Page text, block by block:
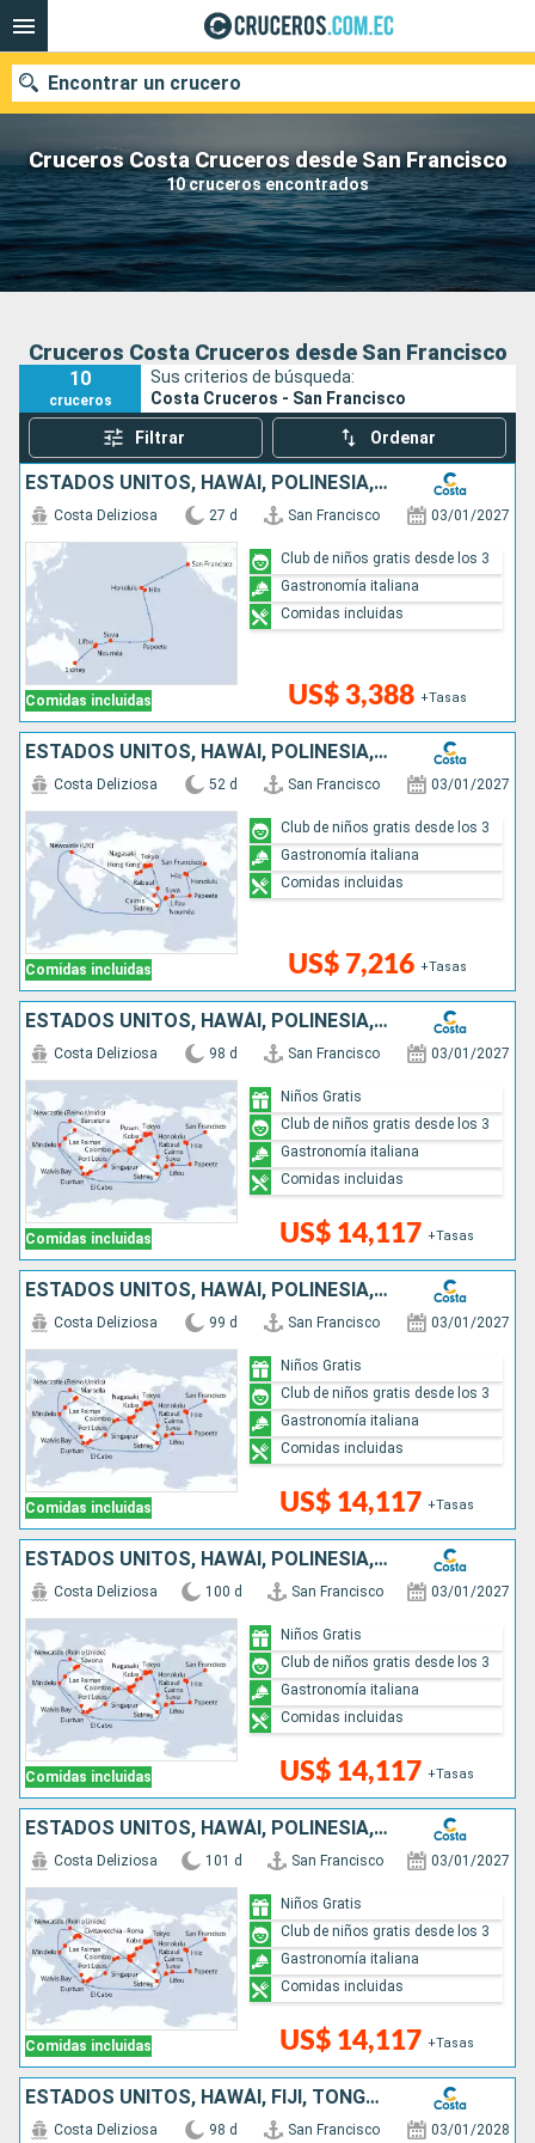
Cruceros Costa Cruceros desde San Francisco
10 cruceros encontrados
Encontrar un crucero
Nuestros destinos
Fecha de salida
Buscar
Cruceros Costa Cruceros desde San Francisco
10
cruceros
Sus criterios de búsqueda:
Costa Cruceros - San Francisco
Filtrar Ordenar
ESTADOS UNITOS, HAWÁI, POLINESIA, FIJI, AUSTRALIA
Comidas incluidas
Costa Deliziosa 27 d San Francisco 03/01/2027
US$ 3,388 +Tasas
Club de niños gratis desde los 3
Gastronomía italiana
Comidas incluidas
ESTADOS UNITOS, HAWÁI, POLINESIA, FIJI, AUSTRALIA, JAPÓN, COREA DEL SUR, TAIWÁN, CHINA
Comidas incluidas
Costa Deliziosa 52 d San Francisco 03/01/2027
US$ 7,216 +Tasas
Club de niños gratis desde los 3
Gastronomía italiana
Comidas incluidas
ESTADOS UNITOS, HAWÁI, POLINESIA, FIJI, AUSTRALIA, JAPÓN, COREA DEL SUR, TAIWÁN, CHINA, VIETNAM, SINGAPUR, MALASIA, SRI LANKA, MALDIVAS, SUDÁFRICA
Comidas incluidas
Costa Deliziosa 98 d San Francisco 03/01/2027
US$ 14,117 +Tasas
Niños Gratis
Club de niños gratis desde los 3
Gastronomía italiana
Comidas incluidas
ESTADOS UNITOS, HAWÁI, POLINESIA, FIJI, AUSTRALIA, JAPÓN, COREA DEL SUR, TAIWÁN, CHINA, VIETNAM, SINGAPUR, MALASIA, SRI LANKA, MALDIVAS, SUDÁFRICA
Comidas incluidas
Costa Deliziosa 99 d San Francisco 03/01/2027
US$ 14,117 +Tasas
Niños Gratis
Club de niños gratis desde los 3
Gastronomía italiana
Comidas incluidas
ESTADOS UNITOS, HAWÁI, POLINESIA, FIJI, AUSTRALIA, JAPÓN, COREA DEL SUR, TAIWÁN, CHINA, VIETNAM, SINGAPUR, MALASIA, SRI LANKA, MALDIVAS, SUDÁFRICA
Comidas incluidas
Costa Deliziosa 100 d San Francisco 03/01/2027
US$ 14,117 +Tasas
Niños Gratis
Club de niños gratis desde los 3
Gastronomía italiana
Comidas incluidas
ESTADOS UNITOS, HAWÁI, POLINESIA, FIJI, AUSTRALIA, JAPÓN, COREA DEL SUR, TAIWÁN, CHINA, VIETNAM, SINGAPUR, MALASIA, SRI LANKA, SUDÁFRICA, ITALIA
Comidas incluidas
Costa Deliziosa 101 d San Francisco 03/01/2027
US$ 14,117 +Tasas
Niños Gratis
Club de niños gratis desde los 3
Gastronomía italiana
Comidas incluidas
ESTADOS UNITOS, HAWÁI, FIJI, TONGA, NUEVA ZELANDA, AUSTRALIA, JAPÓN, COREA DEL SUR, TAIWÁN, CHINA, SINGAPUR, MALASIA, TAILANDIA, SRI LANKA, SUDÁFRICA
Costa Deliziosa 98 d San Francisco 03/01/2028